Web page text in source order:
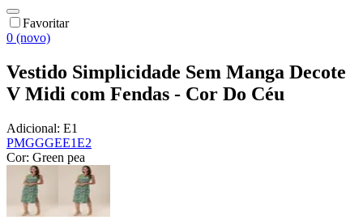
Favoritar
0 (novo)
Vestido Simplicidade Sem Manga Decote
V Midi com Fendas - Cor Do Céu
Adicional: E1
PMGGGEE1E2
Cor: Green pea